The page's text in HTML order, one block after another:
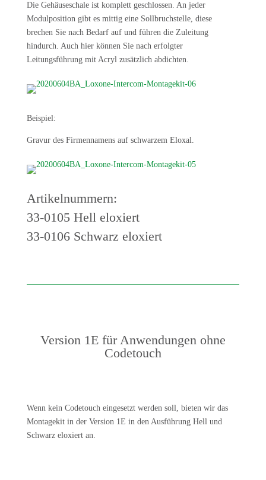
Die Gehäuseschale ist komplett geschlossen. An jeder
Modulposition gibt es mittig eine Sollbruchstelle, diese
brechen Sie nach Bedarf auf und führen die Zuleitung
hindurch. Auch hier können Sie nach erfolgter
Leitungsführung mit Acryl zusätzlich abdichten.
Beispiel:
Gravur des Firmennamens auf schwarzem Eloxal.
Artikelnummern:
33-0105 Hell eloxiert
33-0106 Schwarz eloxiert
Version 1E für Anwendungen ohne
Codetouch
Wenn kein Codetouch eingesetzt werden soll, bieten wir das
Montagekit in der Version 1E in den Ausführung Hell und
Schwarz eloxiert an.